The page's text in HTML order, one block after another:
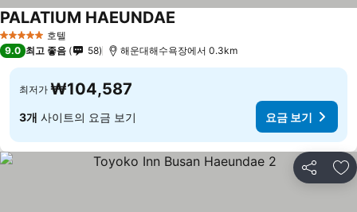
5 성급 호텔
PALATIUM HAEUNDAE
9.0 최고 좋음 58 해운대해수욕장에서 0.3km
최저가 ₩104,587
3개 사이트의 요금 보기 요금 보기
공유 즐